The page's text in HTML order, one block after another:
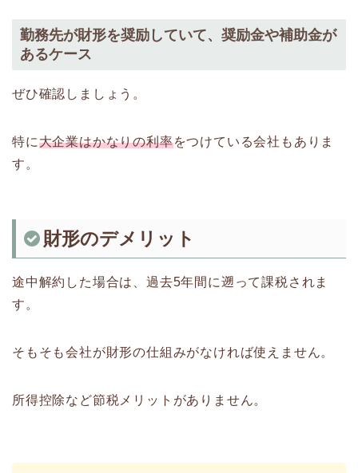
勤務先が財形を奨励していて、奨励金や補助金が
あるケース
ぜひ確認しましょう。
特に大企業はかなりの利率をつけている会社もありま
す。
財形のデメリット
途中解約した場合は、過去5年間に遡って課税されま
す。
そもそも会社が財形の仕組みがなければ使えません。
所得控除など節税メリットがありません。